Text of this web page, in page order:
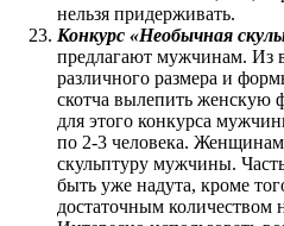
нельзя придерживать.
Конкурс «Необычная
предлагают мужчинам. Из
различного размера и
скотча вылепить женскую
для этого конкурса
по 2-3 человека.
скульптуру мужчины.
быть уже надута, кроме
достаточным